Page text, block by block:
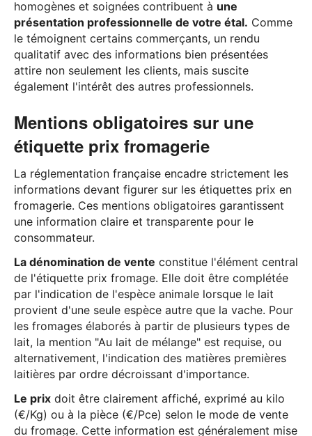
homogènes et soignées contribuent à une
présentation professionnelle de votre étal. Comme
le témoignent certains commerçants, un rendu
qualitatif avec des informations bien présentées
attire non seulement les clients, mais suscite
également l'intérêt des autres professionnels.
Mentions obligatoires sur une
étiquette prix fromagerie
La réglementation française encadre strictement les
informations devant figurer sur les étiquettes prix en
fromagerie. Ces mentions obligatoires garantissent
une information claire et transparente pour le
consommateur.
La dénomination de vente constitue l'élément central
de l'étiquette prix fromage. Elle doit être complétée
par l'indication de l'espèce animale lorsque le lait
provient d'une seule espèce autre que la vache. Pour
les fromages élaborés à partir de plusieurs types de
lait, la mention "Au lait de mélange" est requise, ou
alternativement, l'indication des matières premières
laitières par ordre décroissant d'importance.
Le prix doit être clairement affiché, exprimé au kilo
(€/Kg) ou à la pièce (€/Pce) selon le mode de vente
du fromage. Cette information est généralement mise